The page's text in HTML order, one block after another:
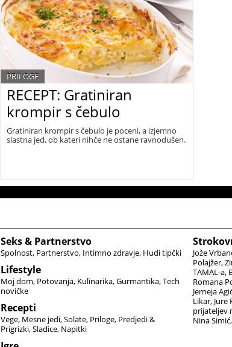
RECEPT: Gratiniran
krompir s čebulo
PRILOGE
Gratiniran krompir s čebulo je poceni, a izjemno
slastna jed, ob kateri nihče ne ostane ravnodušen.
Seks & Partnerstvo
Spolnost Partnerstvo Intimno zdravje Hudi tipčki
Lifestyle
Moj dom Potovanja Kulinarika Gurmantika Tech
novičke
Recepti
Vege Mesne jedi Solate Priloge Predjedi &
Prigrizki Sladice Napitki
Jože
Polajžer
TAMAL-a
Romana
Jerneja
Likar Jure
prijateljev
Nina Simić